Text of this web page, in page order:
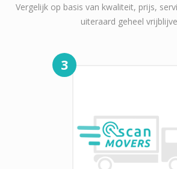
Vergelijk op basis van kwaliteit, prijs,
uiteraard geheel
3